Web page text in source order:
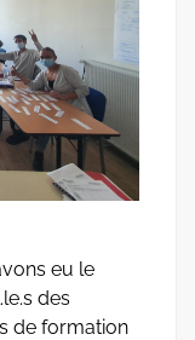
eu le
des
de formation